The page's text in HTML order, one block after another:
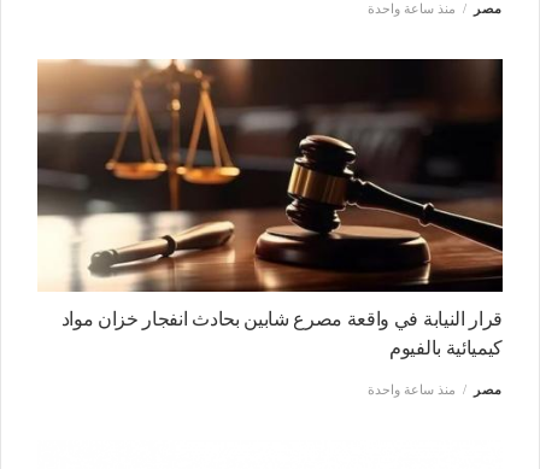
مصر منذ ساعة واحدة
قرار النيابة في واقعة مصرع شابين بحادث انفجار خزان مواد
كيميائية بالفيوم
مصر منذ ساعة واحدة